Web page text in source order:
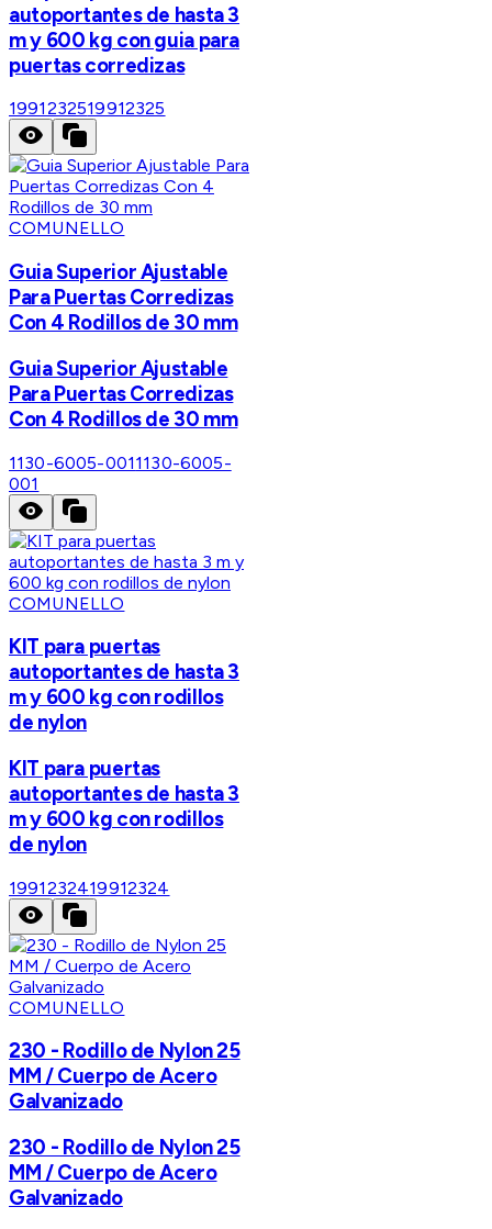
autoportantes de hasta 3
m y 600 kg con guia para
puertas corredizas
1991232519912325
COMUNELLO
Guia Superior Ajustable
Para Puertas Corredizas
Con 4 Rodillos de 30 mm
Guia Superior Ajustable
Para Puertas Corredizas
Con 4 Rodillos de 30 mm
1130-6005-0011130-6005-
001
COMUNELLO
KIT para puertas
autoportantes de hasta 3
m y 600 kg con rodillos
de nylon
KIT para puertas
autoportantes de hasta 3
m y 600 kg con rodillos
de nylon
1991232419912324
COMUNELLO
230 - Rodillo de Nylon 25
MM / Cuerpo de Acero
Galvanizado
230 - Rodillo de Nylon 25
MM / Cuerpo de Acero
Galvanizado